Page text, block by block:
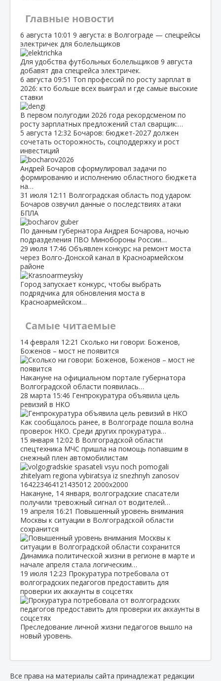
Главные новости
6 августа 10:01 9 августа: в Волгограде — спецрейсы
электричек для болельщиков
Для удобства футбольных болельщиков 9 августа
добавят два спецрейса электричек.
6 августа 09:51 Топ профессий по росту зарплат в
2026: кто больше всех выиграл и где самые высокие
ставки
В первом полугодии 2026 года рекордсменом по
росту зарплатных предложений стал сварщик:…
5 августа 12:32 Бочаров: бюджет‑2027 должен
сочетать осторожность, соцподдержку и рост
инвестиций
Андрей Бочаров сформулировал задачи по
формированию и исполнению областного бюджета
на…
31 июля 12:11 Волгоградская область под ударом:
Бочаров озвучил данные о последствиях атаки
БПЛА
По данным губернатора Андрея Бочарова, ночью
подразделения ПВО Минобороны России…
29 июля 17:46 Объявлен конкурс на ремонт моста
через Волго‑Донской канал в Красноармейском
районе
Город запускает конкурс, чтобы выбрать
подрядчика для обновления моста в
Красноармейском…
Самые читаемые
14 февраля 12:21 Сколько ни говори: Боженов,
Боженов – мост не появится
Накануне на официальном портале губернатора
Волгоградской области появилась…
28 марта 15:46 Генпрокуратура объявила цель
ревизий в НКО
Как сообщалось ранее, в Волгограде пошла волна
проверок НКО. Среди других прокуратура…
15 января 12:02 В Волгоградской области
спецтехника МЧС пришла на помощь попавшим в
снежный плен автомобилистам
Накануне, 14 января, волгоградские спасатели
получили тревожный сигнал от водителей…
19 апреля 16:21 Повышенный уровень внимания
Москвы к ситуации в Волгоградской области
сохранится
Динамика политической жизни в регионе в марте и
начале апреля стала логическим…
19 июля 12:23 Прокуратура потребовала от
волгоградских педагогов предоставить для
проверки их аккаунты в соцсетях
Преследование личной жизни педагогов вышло на
новый уровень.
Все права на материалы сайта принадлежат редакции